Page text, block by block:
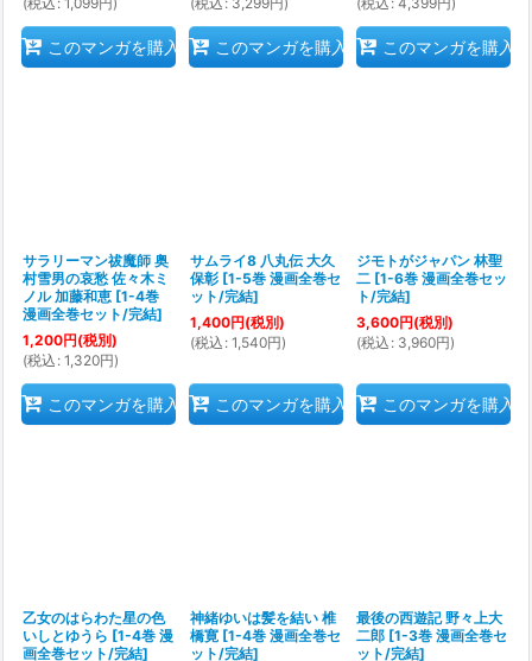
このマンガを購入 このマンガを購入 このマンガを購入
サラリーマン祓魔師 奥
村雪男の哀愁 佐々木ミ
ノル 加藤和恵 [1-4巻
漫画全巻セット/完結]
1,200円(税別)
(税込 : 1,320円)
このマンガを購入
サムライ8 八丸伝 大久
保彰 [1-5巻 漫画全巻セ
ット/完結]
1,400円(税別)
(税込 : 1,540円)
このマンガを購入
ジモトがジャパン 林聖
二 [1-6巻 漫画全巻セッ
ト/完結]
3,600円(税別)
(税込 : 3,960円)
このマンガを購入
乙女のはらわた星の色
いしとゆうら [1-4巻 漫
画全巻セット/完結]
神緒ゆいは髪を結い 椎
橋寛 [1-4巻 漫画全巻セ
ット/完結]
最後の西遊記 野々上大
二郎 [1-3巻 漫画全巻セ
ット/完結]